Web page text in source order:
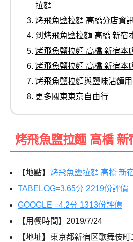
拉麵
烤飛魚鹽拉麵 高橋分店資
到烤飛魚鹽拉麵 高橋 新宿
烤飛魚鹽拉麵 高橋 新宿本
烤飛魚鹽拉麵 高橋 新宿本
烤飛魚鹽拉麵與鹽味沾麵
更多關東東京自由行
烤飛魚鹽拉麵 高橋 新
【地點】 烤飛魚鹽拉麵 高橋 新
TABELOG=3.65分 2219份評價
GOOGLE =4.2分 1313份評價
【用餐時間】2019/7/24
【地址】東京都新宿区歌舞伎